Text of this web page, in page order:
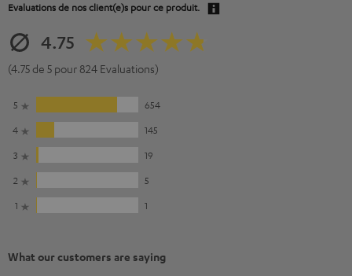
Evaluations de nos client(e)s pour ce produit.
4.75
(4.75 de 5 pour 824 Evaluations)
5
654
4
145
3
19
2
5
1
1
What our customers are saying